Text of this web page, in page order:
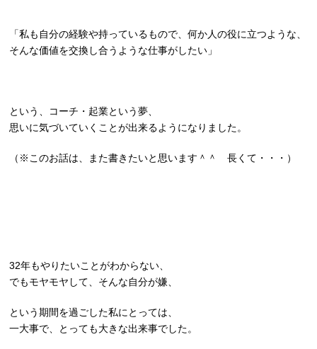
「私も自分の経験や持っているもので、何か人の役に立つような、
そんな価値を交換し合うような仕事がしたい」
という、コーチ・起業という夢、
思いに気づいていくことが出来るようになりました。
（※このお話は、また書きたいと思います＾＾ 長くて・・・）
32年もやりたいことがわからない、
でもモヤモヤして、そんな自分が嫌、
という期間を過ごした私にとっては、
一大事で、とっても大きな出来事でした。